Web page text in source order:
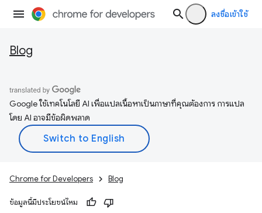
ลงชื่อเข้าใช้
Blog
Google ใช้เทคโนโลยี AI เพื่อแปลเนื้อหาเป็นภาษาที่คุณต้องการ การแปล
โดย AI อาจมีข้อผิดพลาด
Chrome for Developers Blog
ข้อมูลนี้มีประโยชน์ไหม